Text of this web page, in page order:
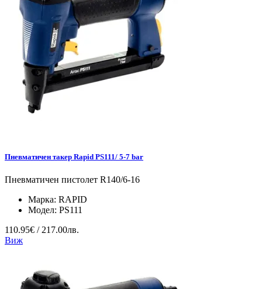
Пневматичен такер Rapid PS111/ 5-7 bar
Пневматичен пистолет R140/6-16
Марка: RAPID
Модел: PS111
110.95€ / 217.00лв.
Виж